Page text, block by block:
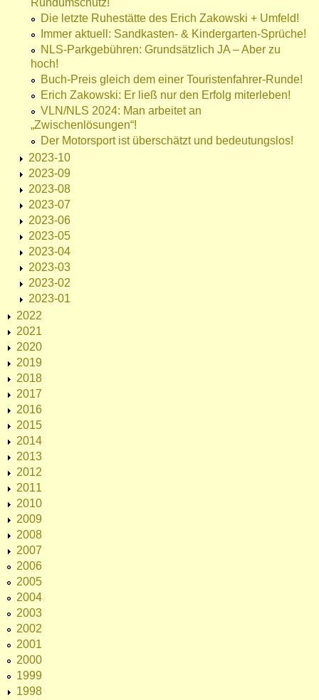
Rundumschutz!
Die letzte Ruhestätte des Erich Zakowski + Umfeld!
Immer aktuell: Sandkasten- & Kindergarten-Sprüche!
NLS-Parkgebühren: Grundsätzlich JA – Aber zu
hoch!
Buch-Preis gleich dem einer Touristenfahrer-Runde!
Erich Zakowski: Er ließ nur den Erfolg miterleben!
VLN/NLS 2024: Man arbeitet an
„Zwischenlösungen“!
Der Motorsport ist überschätzt und bedeutungslos!
2023-10
2023-09
2023-08
2023-07
2023-06
2023-05
2023-04
2023-03
2023-02
2023-01
2022
2021
2020
2019
2018
2017
2016
2015
2014
2013
2012
2011
2010
2009
2008
2007
2006
2005
2004
2003
2002
2001
2000
1999
1998